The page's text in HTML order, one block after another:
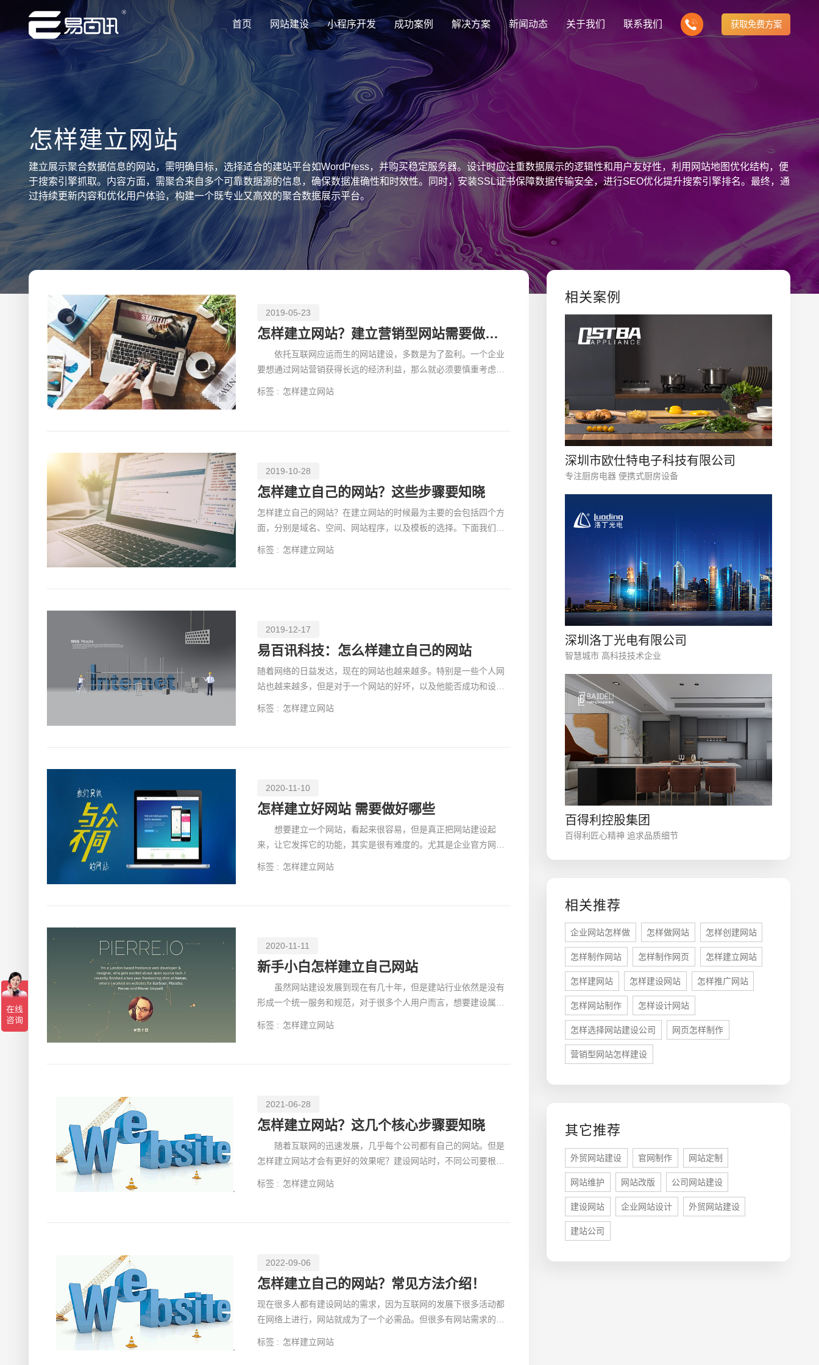
首页 网站建设
专注网站建设行业优质供应商
创意品牌型网站建设
企业品牌高端网站设计
企业营销型网站建设
响应式网站建设
适应各个终端设备网站
网站建设定制改版
定制化网站建设改版方案
购物商城系统开发
零售在线电子商务网站
手机微信网站建设
小程序开发 成功案例
专注网站建设行业优质供应商 集团上市网站
集团大企上市公司
行业门户网站
行业门户网站平台开发
外贸出口网站
外贸进出口网站开发
企业品牌官网
创意品牌型网站建设 营销型网站建力企业公信力
解决方案
专注网站建设行业优质供应商
解决方案
定制化视觉设计与互动策划方案
芯片半导体网站建设解决方
案
新能源行业网站建设解决方
案
政府网站建设解决方案
购物商城网站建设解决方案 品牌形象网站建设解决方案
门户网站建设解决方案 营销型网站建设解决方案 企业网站建设解决方案
多样化产品总有一个满足你的需求
新闻动态
专注网站建设行业优质供应商 最新签约
Latest signing
建站知识
Website building knowledge
行业新闻
Industry information
网站设计
Website Design
关于我们
专注网站建设行业优质供应商 公司介绍
致力于互联网品牌建设
公司团队
我们的团队协作精神
发展历程
一路走来感谢您的陪伴
联系我们 获取免费方案
怎样建立网站
建立展示聚合数据信息的网站，需明确目标，选择适合的建站平台如WordPress，并购买稳定服务器。设计时应注重数据展示的逻辑性和用户友好性，利用网站地图优化结构，便
于搜索引擎抓取。内容方面，需聚合来自多个可靠数据源的信息，确保数据准确性和时效性。同时，安装SSL证书保障数据传输安全，进行SEO优化提升搜索引擎排名。最终，通
过持续更新内容和优化用户体验，构建一个既专业又高效的聚合数据展示平台。
2019-05-23
怎样建立网站？建立营销型网站需要做好哪些细节？
依托互联网应运而生的网站建设，多数是为了盈利。一个企业
要想通过网站营销获得长远的经济利益，那么就必须要慎重考虑怎
标签 : 怎样建立网站
2019-10-28
怎样建立自己的网站？这些步骤要知晓
怎样建立自己的网站？在建立网站的时候最为主要的会包括四个方
面，分别是域名、空间、网站程序，以及模板的选择。下面我们就
标签 : 怎样建立网站
2019-12-17
易百讯科技：怎么样建立自己的网站
随着网络的日益发达，现在的网站也越来越多。特别是一些个人网
站也越来越多，但是对于一个网站的好坏，以及他能否成功和设计
标签 : 怎样建立网站
2020-11-10
怎样建立好网站 需要做好哪些
想要建立一个网站，看起来很容易，但是真正把网站建设起
来，让它发挥它的功能，其实是很有难度的。尤其是企业官方网
标签 : 怎样建立网站
2020-11-11
新手小白怎样建立自己网站
虽然网站建设发展到现在有几十年，但是建站行业依然是没有
形成一个统一服务和规范，对于很多个人用户而言，想要建设属于
标签 : 怎样建立网站
2021-06-28
怎样建立网站？这几个核心步骤要知晓
随着互联网的迅速发展，几乎每个公司都有自己的网站。但是
怎样建立网站才会有更好的效果呢？建设网站时，不同公司要根据
标签 : 怎样建立网站
2022-09-06
怎样建立自己的网站？常见方法介绍！
现在很多人都有建设网站的需求，因为互联网的发展下很多活动都
在网络上进行，网站就成为了一个必需品。但很多有网站需求的用
标签 : 怎样建立网站
相关案例
深圳市欧仕特电子科技有限公司
专注厨房电器 便携式厨房设备
深圳洛丁光电有限公司
智慧城市 高科技技术企业
百得利控股集团
百得利匠心精神 追求品质细节
相关推荐
企业网站怎样做 怎样做网站 怎样创建网站
怎样制作网站 怎样制作网页 怎样建立网站
怎样建网站 怎样建设网站 怎样推广网站
怎样网站制作 怎样设计网站
怎样选择网站建设公司 网页怎样制作
营销型网站怎样建设
其它推荐
外贸网站建设 官网制作 网站定制
网站维护 网站改版 公司网站建设
建设网站 企业网站设计 外贸网站建设
建站公司
座机
0755-
微信号
创意品牌型网站 · 标准企业官网建设 · 外贸网站设计